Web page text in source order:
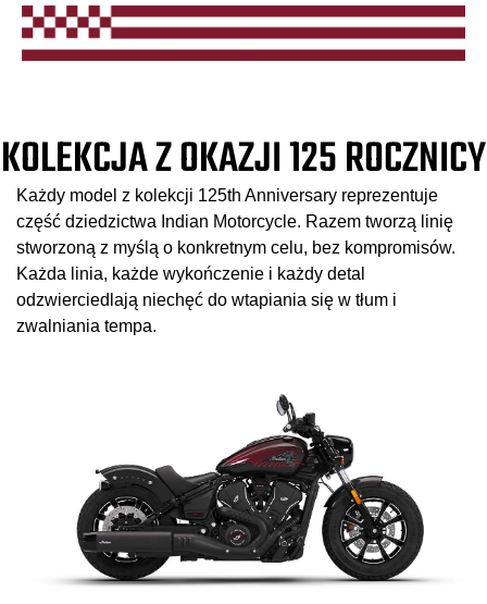
KOLEKCJA Z OKAZJI 125 ROCZNICY
Każdy model z kolekcji 125th Anniversary reprezentuje
część dziedzictwa Indian Motorcycle. Razem tworzą linię
stworzoną z myślą o konkretnym celu, bez kompromisów.
Każda linia, każde wykończenie i każdy detal
odzwierciedlają niechęć do wtapiania się w tłum i
zwalniania tempa.